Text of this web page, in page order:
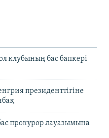
клубының бас бапкері
президенттігіне
прокурор лауазымына